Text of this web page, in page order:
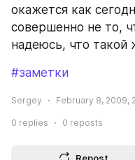
окажется как
совершенно не то,
надеюсь, что такой
#заметки
Sergey February 8, 2009,
0 replies 0 reposts
Repost